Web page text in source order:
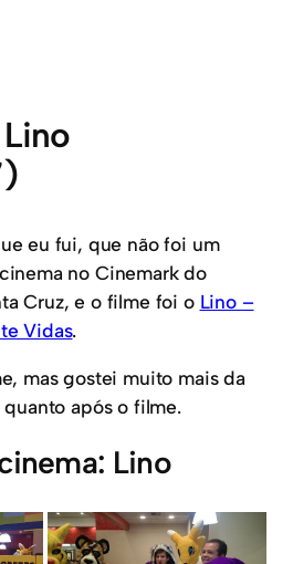
eu fui, que não foi um
no Cinemark do
Cruz, e o filme foi o Lino –
Vidas.
mas gostei muito mais da
após o filme.
Lino